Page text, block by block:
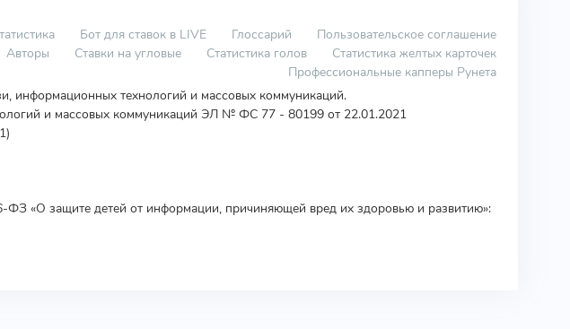
Бот для ставок в LIVE Глоссарий
Пользовательское соглашение
Авторы
Ставки на угловые Статистика голов
Статистика желтых карточек
Профессиональные капперы Рунета
информационных технологий и массовых коммуникаций.
и массовых коммуникаций ЭЛ № ФС 77 - 80199 от 22.01.2021
«О защите детей от информации, причиняющей вред их здоровью и развитию»: